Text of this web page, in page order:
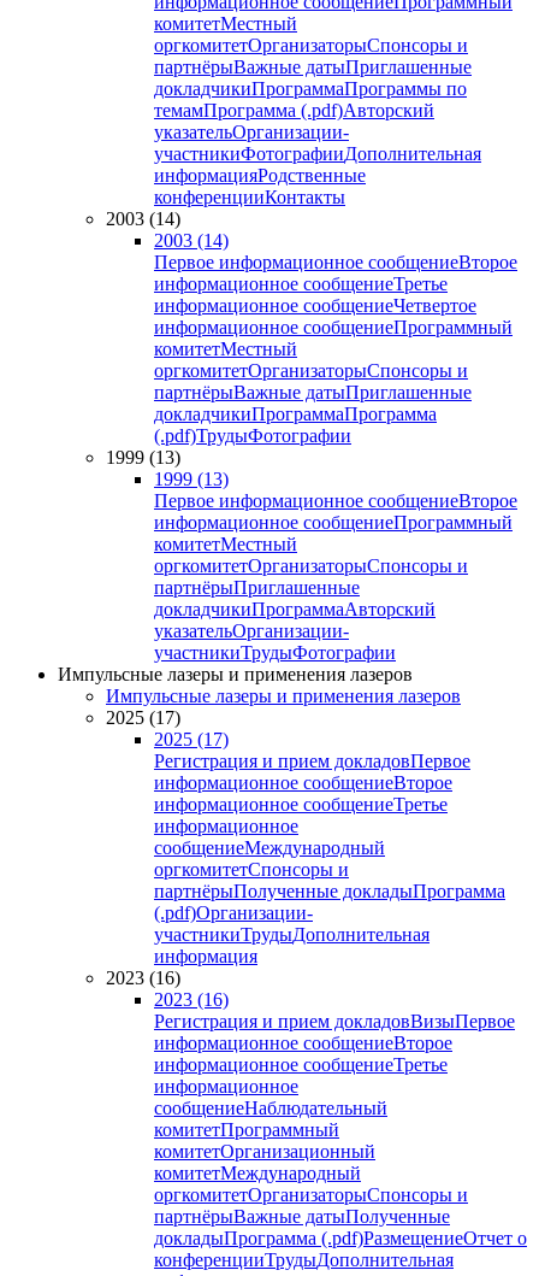
комитетМестный
оргкомитетОрганизаторыСпонсоры и
партнёрыВажные датыПриглашенные
докладчикиПрограммаПрограммы по
темамПрограмма (.pdf)Авторский
указательОрганизации-
участникиФотографииДополнительная
информацияРодственные
конференцииКонтакты
2003 (14)
2003 (14)
Первое информационное сообщениеВторое
информационное сообщениеТретье
информационное сообщениеЧетвертое
информационное сообщениеПрограммный
комитетМестный
оргкомитетОрганизаторыСпонсоры и
партнёрыВажные датыПриглашенные
докладчикиПрограммаПрограмма
(.pdf)ТрудыФотографии
1999 (13)
1999 (13)
Первое информационное сообщениеВторое
информационное сообщениеПрограммный
комитетМестный
оргкомитетОрганизаторыСпонсоры и
партнёрыПриглашенные
докладчикиПрограммаАвторский
указательОрганизации-
участникиТрудыФотографии
Импульсные лазеры и применения лазеров
Импульсные лазеры и применения лазеров
2025 (17)
2025 (17)
Регистрация и прием докладовПервое
информационное сообщениеВторое
информационное сообщениеТретье
информационное
сообщениеМеждународный
оргкомитетСпонсоры и
партнёрыПолученные докладыПрограмма
(.pdf)Организации-
участникиТрудыДополнительная
информация
2023 (16)
2023 (16)
Регистрация и прием докладовВизыПервое
информационное сообщениеВторое
информационное сообщениеТретье
информационное
сообщениеНаблюдательный
комитетПрограммный
комитетОрганизационный
комитетМеждународный
оргкомитетОрганизаторыСпонсоры и
партнёрыВажные датыПолученные
докладыПрограмма (.pdf)РазмещениеОтчет о
конференцииТрудыДополнительная